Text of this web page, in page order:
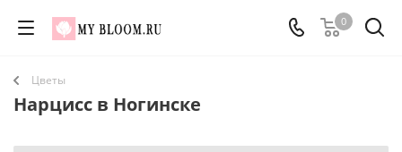
0
Цветы
Нарцисс в Ногинске